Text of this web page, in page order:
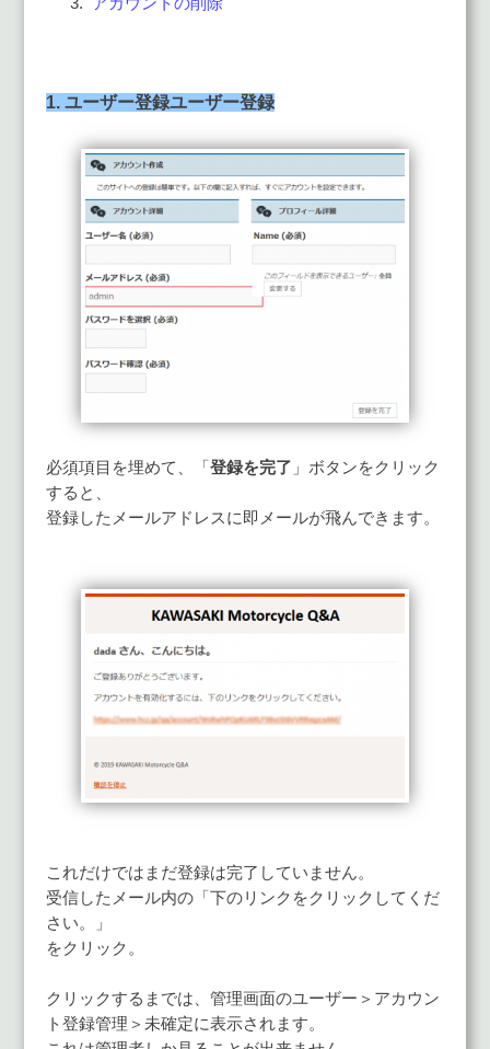
1. ユーザー登録ユーザー登録
必須項目を埋めて、「 登録を完了 」ボタンをクリック
すると、
登録したメールアドレスに即メールが飛んできます。
これだけではまだ登録は完了していません。
受信したメール内の「下のリンクをクリックしてくだ
さい。」
をクリック。
クリックするまでは、管理画面のユーザー＞アカウン
ト登録管理＞未確定に表示されます。